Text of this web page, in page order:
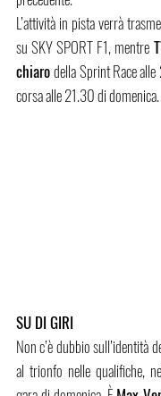
L’attività in pista verrà
su SKY SPORT F1, mentre
chiaro della Sprint Race
corsa alle 21.30 di domenica.
SU DI GIRI
Non c’è dubbio sull’identità
al trionfo nelle qualifiche,